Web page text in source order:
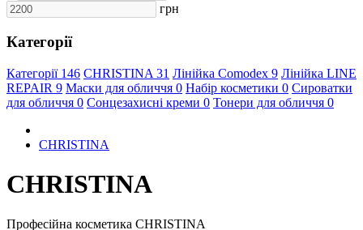
грн
Категорії
Категорії 146 CHRISTINA 31 Лінійка Comodex 9 Лінійка LINE
REPAIR 9 Маски для обличчя 0 Набір косметики 0 Сироватки
для обличчя 0 Сонцезахисні креми 0 Тонери для обличчя 0
CHRISTINA
CHRISTINA
Професійна косметика CHRISTINA